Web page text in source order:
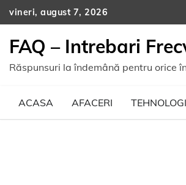
Skip
to
vineri, august 7, 2026
FAQ – Intrebari
Răspunsuri la îndemână pentru orice
ACASA AFACERI